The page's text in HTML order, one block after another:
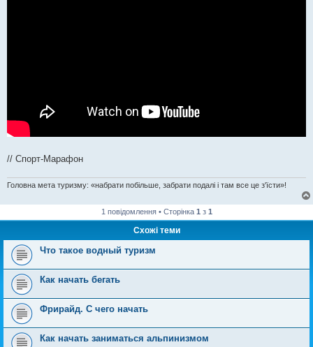
// Спорт-Марафон
Головна мета туризму: «набрати побільше, забрати подалі і там все це з'їсти»!
1 повідомлення • Сторінка 1 з 1
Схожі теми
Что такое водный туризм
Как начать бегать
Фрирайд. С чего начать
Как начать заниматься альпинизмом